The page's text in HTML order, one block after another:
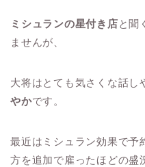
ミシュランの星付き店と聞
ませんが、
大将はとても気さくな話し
やかです。
最近はミシュラン効果で予
方を追加で雇ったほどの盛